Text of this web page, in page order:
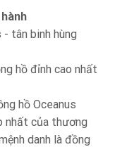
hồ đỉnh cao nhất
hồ Oceanus
nhất của thương
danh là đồng